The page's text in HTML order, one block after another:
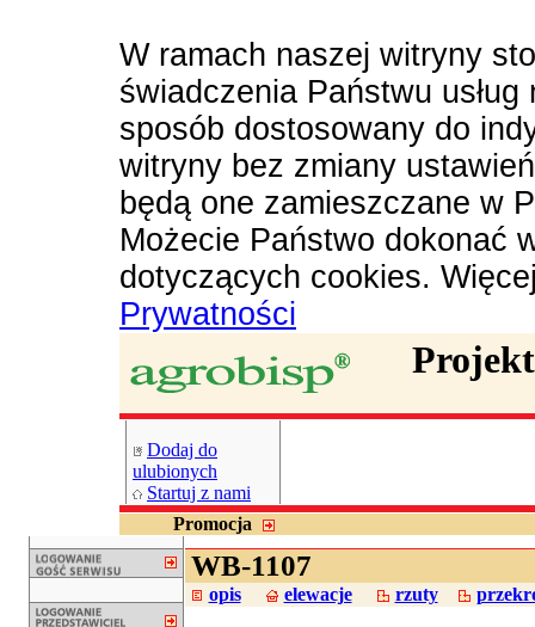
W ramach naszej witryny
świadczenia Państwu
sposób dostosowany do
witryny bez zmiany
będą one zamieszczane w
Możecie Państwo dokonać
dotyczących cookies.
Prywatności
Dodaj do
ulubionych
Startuj z nami
Promocja
WB-1107
opis elewacje rzuty